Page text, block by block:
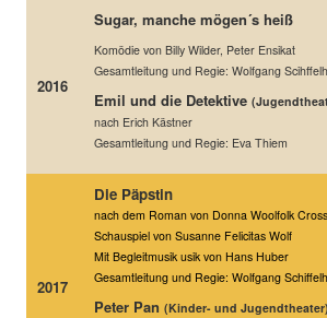
2016
Sugar, manche mögen´s heiß
Komödie von Billy Wilder, Peter Ensikat
Gesamtleitung und Regie: Wolfgang
Emil und die Detektive
nach Erich Kästner
Gesamtleitung und Regie: Eva Thiem
2017
Die Päpstin
nach dem Roman von Donna Woolfolk Cross
Schauspiel von Susanne Felicitas Wolf
Mit Begleitmusik usik von Hans Huber
Gesamtleitung und Regie: Wolfgang
Peter Pan (Kinder- und